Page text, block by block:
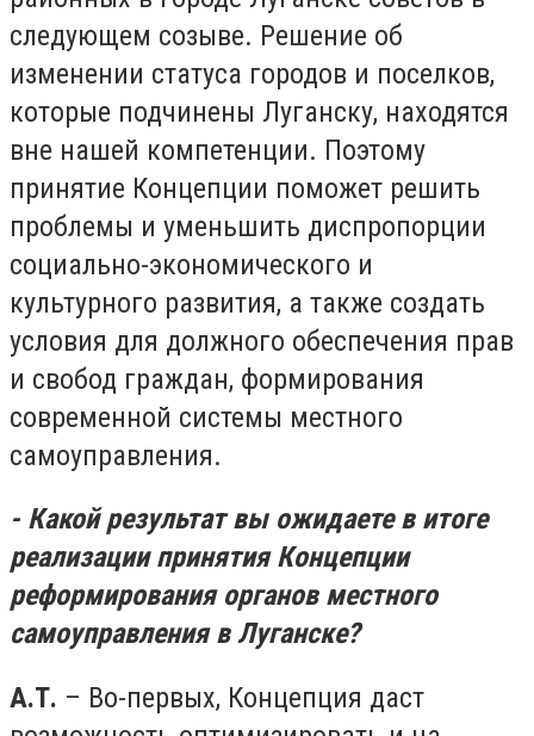
следующем созыве. Решение об
изменении статуса городов и поселков,
которые подчинены Луганску, находятся
вне нашей компетенции. Поэтому
принятие Концепции поможет решить
проблемы и уменьшить диспропорции
социально-экономического и
культурного развития, а также создать
условия для должного обеспечения прав
и свобод граждан, формирования
современной системы местного
самоуправления.
- Какой результат вы ожидаете в итоге
реализации принятия Концепции
реформирования органов местного
самоуправления в Луганске?
А.Т. – Во-первых, Концепция даст